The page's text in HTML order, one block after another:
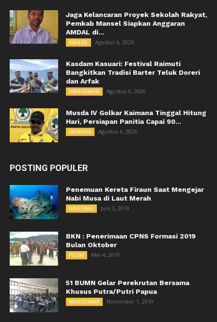
Jaga Kelancaran Proyek Sekolah Rakyat,
Pemkab Mansel Siapkan Anggaran
AMDAL di...
MANSEL Agustus 6, 2026
Kasdam Kasuari: Festival Raimuti
Bangkitkan Tradisi Barter Teluk Doreri
dan Arfak
MANOKWARI Agustus 6, 2026
Musda IV Golkar Kaimana Tinggal Hitung
Hari, Persiapan Panitia Capai 90...
KAIMANA Agustus 6, 2026
POSTING POPULER
Penemuan Kereta Firaun Saat Mengejar
Nabi Musa di Laut Merah
NASIONAL Juni 3, 2019
BKN : Penerimaan CPNS Formasi 2019
Bulan Oktober
PEGAF Mei 4, 2019
51 BUMN Gelar Perekrutan Bersama
Khusus Putra/Putri Papua
MANOKWARI November 1, 2019